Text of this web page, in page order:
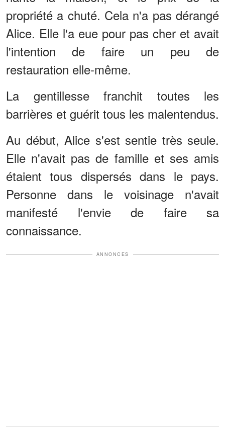
propriété a chuté. Cela n'a pas dérangé
Alice. Elle l'a eue pour pas cher et avait
l'intention de faire un peu de
restauration elle-même.
La gentillesse franchit toutes les
barrières et guérit tous les malentendus.
Au début, Alice s'est sentie très seule.
Elle n'avait pas de famille et ses amis
étaient tous dispersés dans le pays.
Personne dans le voisinage n'avait
manifesté l'envie de faire sa
connaissance.
ANNONCES